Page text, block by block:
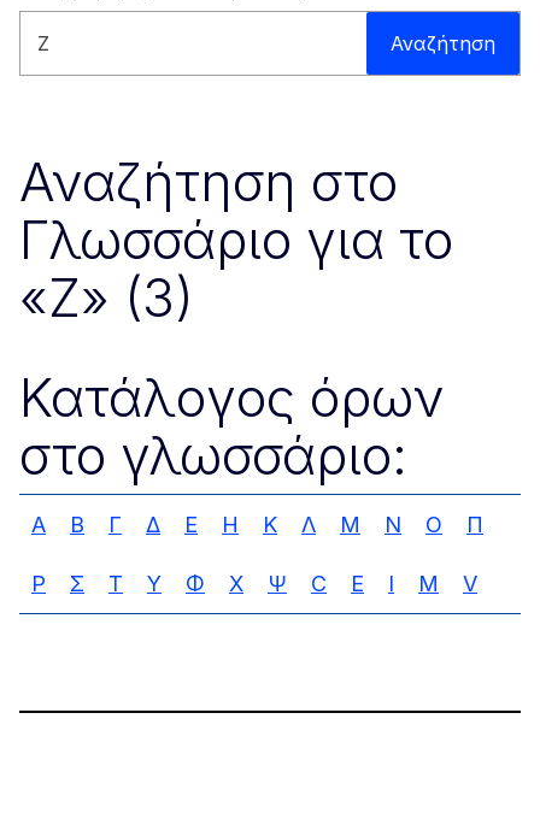
Αναζήτηση στον ιστότοπο Αναζήτηση
Αναζήτηση στο
Γλωσσάριο για το
«Z» (3)
Κατάλογος όρων
στο γλωσσάριο:
Α Β Γ Δ Ε Η Κ Λ Μ Ν Ο Π
Ρ Σ Τ Υ Φ Χ Ψ C E I M V